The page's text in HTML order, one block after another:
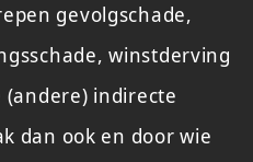
gevolgschade,
winstderving
indirecte
dan ook en door wie